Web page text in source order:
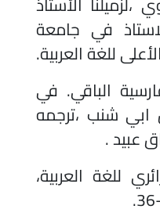
في جامعة
للغة العربية.
الباقي. في
ابي شنب ،ترجمه
عبيد .
للغة العربية،